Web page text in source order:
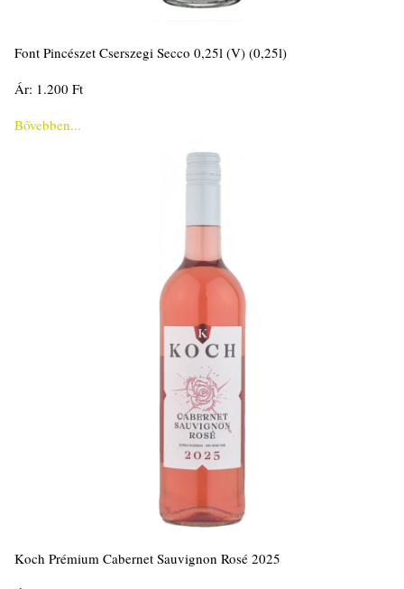
Font Pincészet Cserszegi Secco 0,25l (V) (0,25l)
Ár: 1.200 Ft
Bővebben...
Koch Prémium Cabernet Sauvignon Rosé 2025